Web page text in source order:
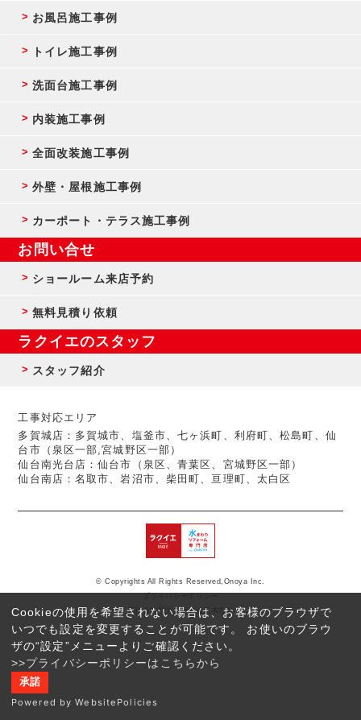
Cookieの使用を希望されない場合は、お客様のブラウザで
いつでも設定を変更することが可能です。 お使いのブラウ
ザの“設定”メニューよりご確認ください。
>>プライバシーポリシーはこちらから
承諾
Powered by WebsitePolicies
反社会的勢力に対する基本方針
© Copyrights All Rights Reserved,Onoya Inc.
お風呂施工事例
トイレ施工事例
洗面台施工事例
内装施工事例
全面改装施工事例
外壁・屋根施工事例
カーポート・テラス施工事例
お問い合せ
ショールーム来店予約
無料見積り依頼
ラクイエのスタッフ
スタッフ紹介
工事対応エリア
多賀城店：多賀城市、塩釜市、七ヶ浜町、利府町、松島町、仙
台市（泉区一部,宮城野区一部）
仙台南光台店：仙台市（泉区、青葉区、宮城野区一部）
仙台南店：名取市、岩沼市、柴田町、亘理町、太白区